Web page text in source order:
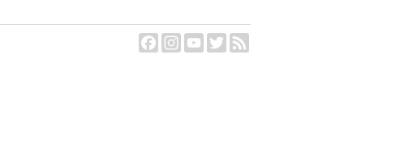
FacebookInstagramYouTube
Twitter